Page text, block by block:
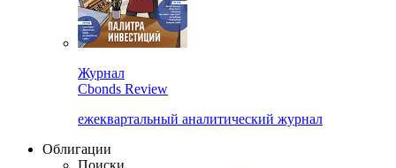
Журнал
Cbonds Review
ежеквартальный аналитический журнал
Облигации
Поиски